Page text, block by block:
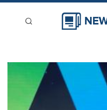
新聞稿分類
登入